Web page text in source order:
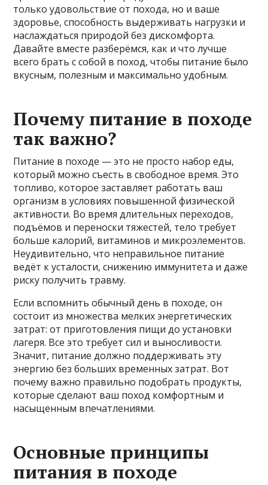
только удовольствие от похода, но и ваше
здоровье, способность выдерживать нагрузки и
наслаждаться природой без дискомфорта.
Давайте вместе разберёмся, как и что лучше
всего брать с собой в поход, чтобы питание было
вкусным, полезным и максимально удобным.
Почему питание в походе
так важно?
Питание в походе — это не просто набор еды,
который можно съесть в свободное время. Это
топливо, которое заставляет работать ваш
организм в условиях повышенной физической
активности. Во время длительных переходов,
подъёмов и переноски тяжестей, тело требует
больше калорий, витаминов и микроэлементов.
Неудивительно, что неправильное питание
ведёт к усталости, снижению иммунитета и даже
риску получить травму.
Если вспомнить обычный день в походе, он
состоит из множества мелких энергетических
затрат: от приготовления пищи до установки
лагеря. Все это требует сил и выносливости.
Значит, питание должно поддерживать эту
энергию без больших временных затрат. Вот
почему важно правильно подобрать продукты,
которые сделают ваш поход комфортным и
насыщенным впечатлениями.
Основные принципы
питания в походе